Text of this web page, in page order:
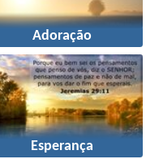
Adoração
Esperança